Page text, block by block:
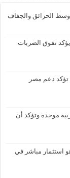
الحرائق والجفاف
تفوق الضربات
تؤكد دعم مصر
موحدة وتؤكد أن
هو استثمار مباشر في